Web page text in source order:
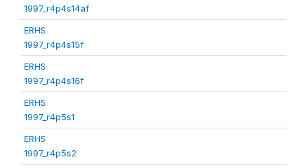
1997_r4p4s14af
ERHS
1997_r4p4s15f
ERHS
1997_r4p4s16f
ERHS
1997_r4p5s1
ERHS
1997_r4p5s2